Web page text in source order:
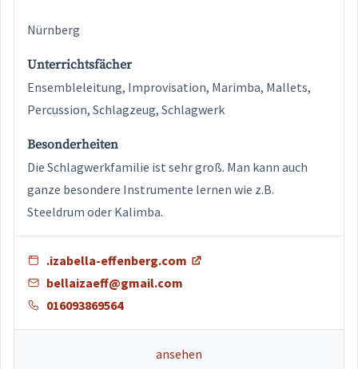
Nürnberg
Unterrichtsfächer
Ensembleleitung, Improvisation, Marimba, Mallets,
Percussion, Schlagzeug, Schlagwerk
Besonderheiten
Die Schlagwerkfamilie ist sehr groß. Man kann auch
ganze besondere Instrumente lernen wie z.B.
Steeldrum oder Kalimba.
.izabella-effenberg.com
bellaizaeff@gmail.com
016093869564
ansehen